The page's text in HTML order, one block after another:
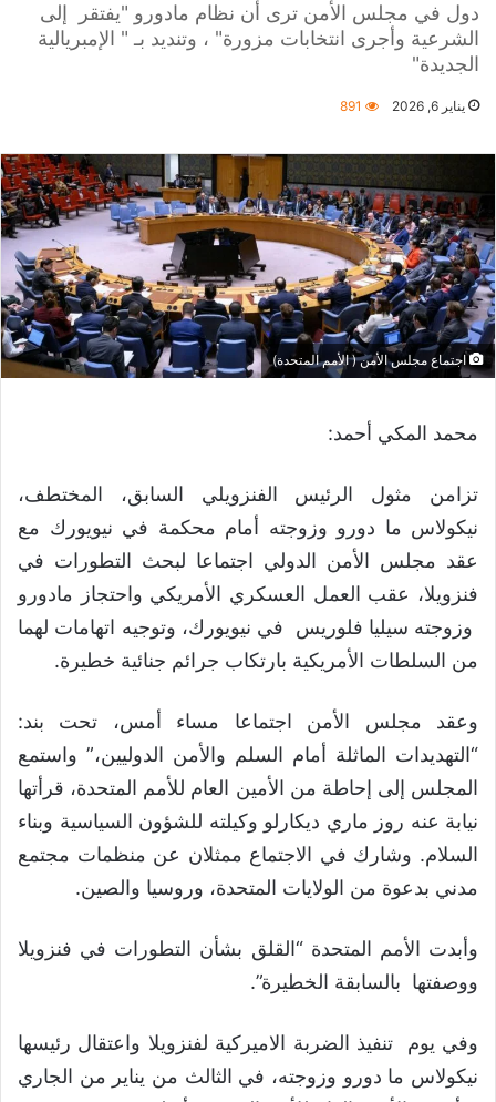
دول في مجلس الأمن ترى أن نظام مادورو "يفتقر إلى
الشرعية وأجرى انتخابات مزورة" ، وتنديد بـ " الإمبريالية
الجديدة"
يناير 6, 2026 891
اجتماع مجلس الأمن ( الأمم المتحدة)
محمد المكي أحمد:
تزامن مثول الرئيس الفنزويلي السابق، المختطف،
نيكولاس ما دورو وزوجته أمام محكمة في نيويورك مع
عقد مجلس الأمن الدولي اجتماعا لبحث التطورات في
فنزويلا، عقب العمل العسكري الأمريكي واحتجاز مادورو
وزوجته سيليا فلوريس في نيويورك، وتوجيه اتهامات لهما
من السلطات الأمريكية بارتكاب جرائم جنائية خطيرة.
وعقد مجلس الأمن اجتماعا مساء أمس، تحت بند:
“التهديدات الماثلة أمام السلم والأمن الدوليين،” واستمع
المجلس إلى إحاطة من الأمين العام للأمم المتحدة، قرأتها
نيابة عنه روز ماري ديكارلو وكيلته للشؤون السياسية وبناء
السلام. وشارك في الاجتماع ممثلان عن منظمات مجتمع
مدني بدعوة من الولايات المتحدة، وروسيا والصين.
وأبدت الأمم المتحدة “القلق بشأن التطورات في فنزويلا
ووصفتها بالسابقة الخطيرة”.
وفي يوم تنفيذ الضربة الاميركية لفنزويلا واعتقال رئيسها
نيكولاس ما دورو وزوجته، في الثالث من يناير من الجاري